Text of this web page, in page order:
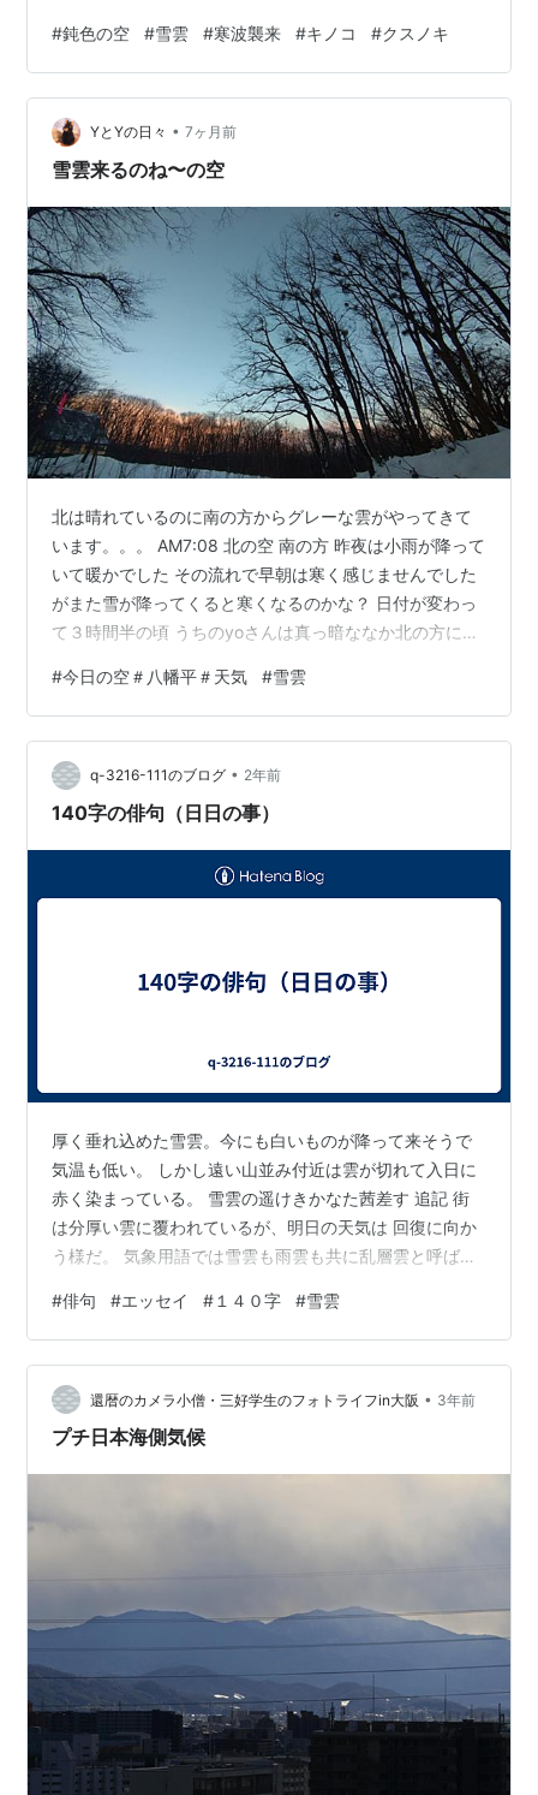
ころに青みを帯びたところもあることまで、今日の横浜
の空は郡山の冬の空にそっくりです。 さて、上の写真。
昨年12月3日に、青葉山荘の楠の足元に突如生えてきたキ
ノコをご覧頂いましたことを覚えている方はおられるで
しょうか（その記事はこちら）。 写真は、その時…
#鈍色の空 #雪雲 #寒波襲来 #キノコ #クスノキ
YとYの日々 • 7ヶ月前
雪雲来るのね〜の空
北は晴れているのに南の方からグレーな雲がやってきて
います。。。 AM7:08 北の空 南の方 昨夜は小雨が降って
いて暖かでした その流れで早朝は寒く感じませんでした
がまた雪が降ってくると寒くなるのかな？ 日付が変わっ
て３時間半の頃 うちのyoさんは真っ暗ななか北の方に出
(•ө•)♡。。。 ランキング参加中gooからきました
#今日の空＃八幡平＃天気 #雪雲
q-3216-111のブログ • 2年前
140字の俳句（日日の事）
厚く垂れ込めた雪雲。今にも白いものが降って来そうで
気温も低い。 しかし遠い山並み付近は雲が切れて入日に
赤く染まっている。 雪雲の遥けきかなた茜差す 追記 街
は分厚い雲に覆われているが、明日の天気は 回復に向か
う様だ。 気象用語では雪雲も雨雲も共に乱層雲と呼ば
雨にもなるそうだ。当たり前の事ですが。
#俳句 #エッセイ # １４０字 #雪雲
還暦のカメラ小僧・三好学生のフォトライフin大阪 • 3年前
プチ日本海側気候